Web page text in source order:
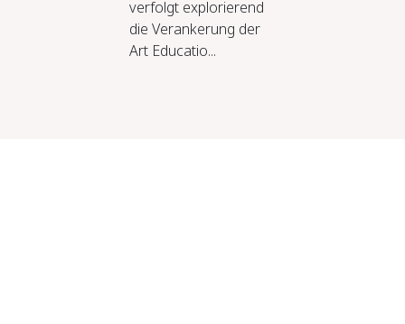
verfolgt explorierend
die Verankerung der
Art Educatio...